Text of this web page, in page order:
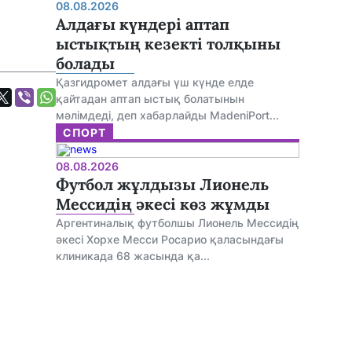
08.08.2026
Алдағы күндері аптап
ыстықтың кезекті толқыны
болады
Қазгидромет алдағы үш күнде елде
қайтадан аптап ыстық болатынын
мәлімдеді, деп хабарлайды MadeniPort...
СПОРТ
08.08.2026
Футбол жұлдызы Лионель
Мессидің әкесі көз жұмды
Аргентиналық футболшы Лионель Мессидің
әкесі Хорхе Месси Росарио қаласындағы
клиникада 68 жасында қа...